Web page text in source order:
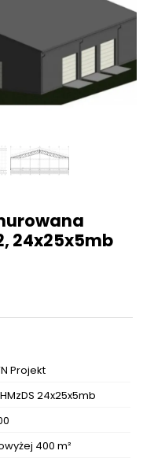
24x25x5mb
Projekt
24x25x5mb
400 m²